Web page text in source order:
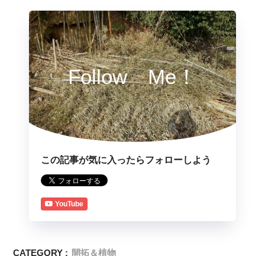
Follow Me！
この記事が気に入ったらフォローしよう
YouTube
CATEGORY : 開拓＆植物